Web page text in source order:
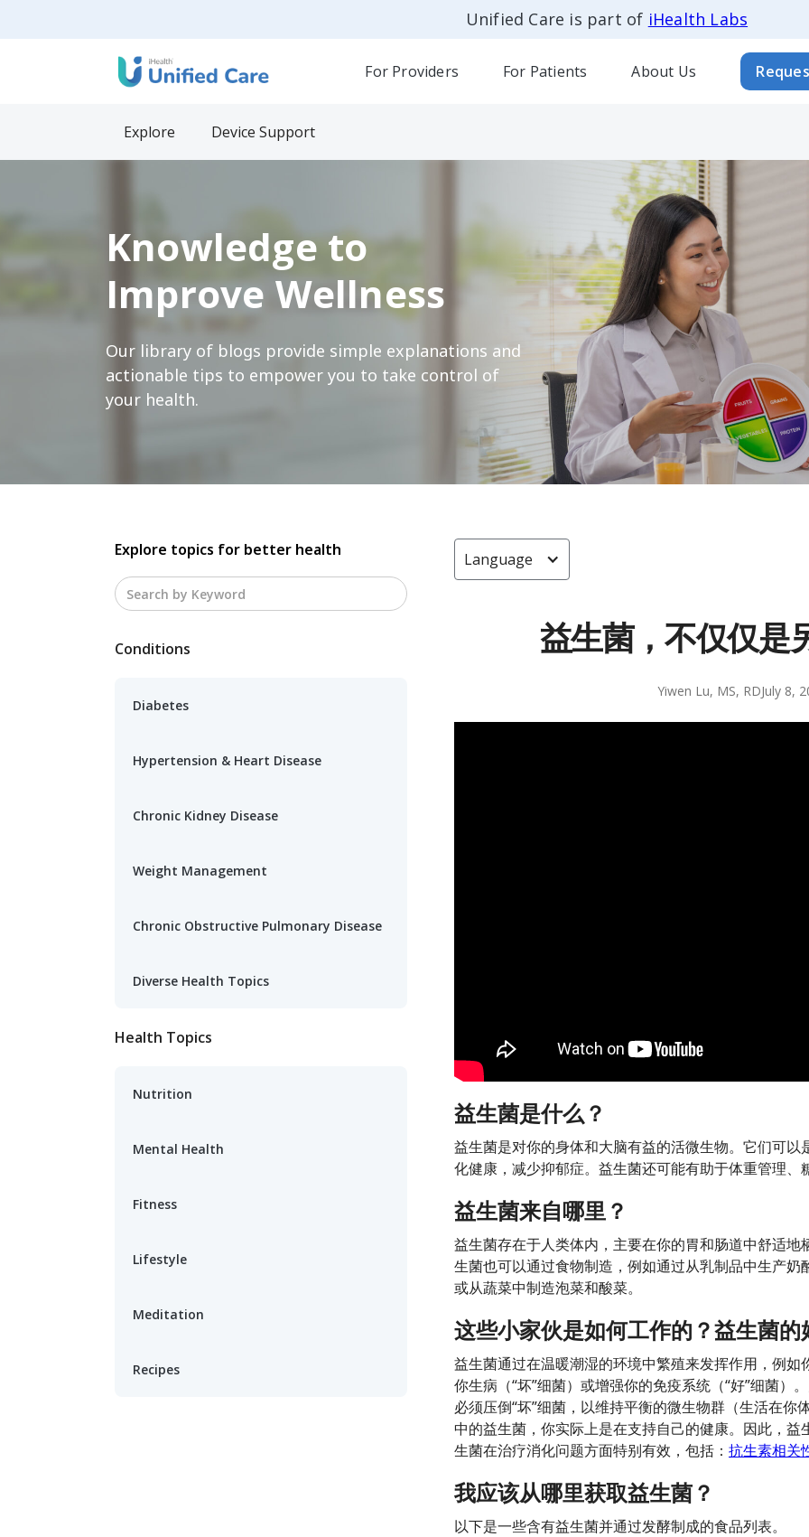
Unified Care is part of iHealth Labs
For Providers For Patients About Us
Explore Device Support
Knowledge to
Improve Wellness
Our library of blogs provide simple explanations and
actionable tips to empower you to take control of
your health.
Explore topics for better health
Conditions
Diabetes
Hypertension & Heart Disease
Chronic Kidney Disease
Weight Management
Chronic Obstructive Pulmonary Disease
Diverse Health Topics
Health Topics
Nutrition
Mental Health
Fitness
Lifestyle
Meditation
Recipes
Language
益生菌，不仅仅是
Yiwen Lu, MS, RDJuly 8,
益生菌是什么？
益生菌是对你的身体和大脑有益的活微生物。它们可
化健康，减少抑郁症。益生菌还可能有助于体重管理
益生菌来自哪里？
益生菌存在于人类体内，主要在你的胃和肠道中舒适
生菌也可以通过食物制造，例如通过从乳制品中生产
或从蔬菜中制造泡菜和酸菜。
这些小家伙是如何工作的？益生菌
益生菌通过在温暖潮湿的环境中繁殖来发挥作用，例
你生病（“坏”细菌）或增强你的免疫系统（“好”细菌）
必须压倒“坏”细菌，以维持平衡的微生物群（生活在
中的益生菌，你实际上是在支持自己的健康。因此，益
生菌在治疗消化问题方面特别有效，包括： 抗生素相关
我应该从哪里获取益生菌？
以下是一些含有益生菌并通过发酵制成的食品列表。